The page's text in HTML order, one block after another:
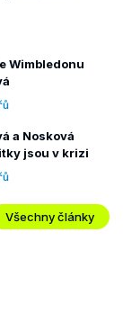
Wimbledonu
a Nosková
jsou v krizi
Všechny články